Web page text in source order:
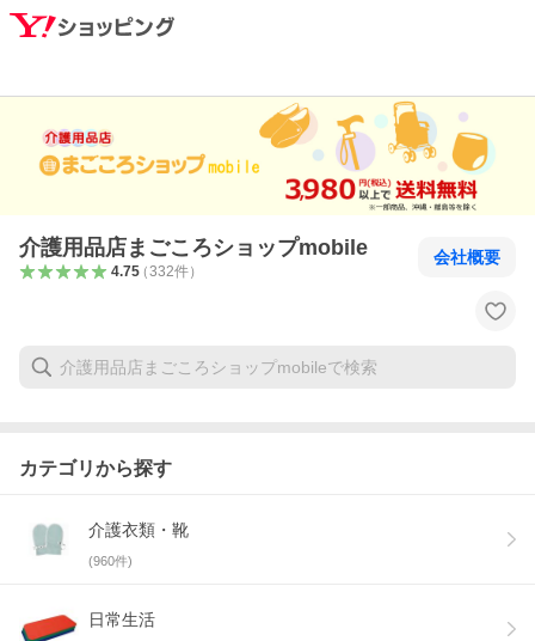
介護用品店まごころショップmobile
4.75（332件）
会社概要
カテゴリから探す
介護衣類・靴
(960件)
日常生活